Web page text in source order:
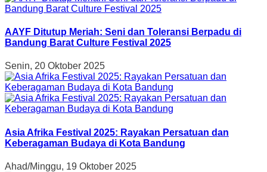
AAYF Ditutup Meriah: Seni dan Toleransi Berpadu di
Bandung Barat Culture Festival 2025
Senin, 20 Oktober 2025
Asia Afrika Festival 2025: Rayakan Persatuan dan
Keberagaman Budaya di Kota Bandung
Ahad/Minggu, 19 Oktober 2025